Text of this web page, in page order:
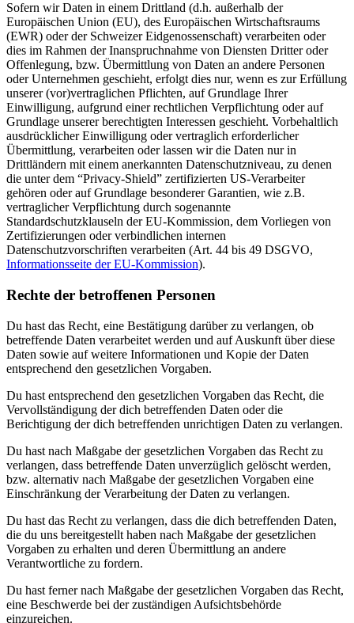
Sofern wir Daten in einem Drittland (d.h. außerhalb der
Europäischen Union (EU), des Europäischen Wirtschaftsraums
(EWR) oder der Schweizer Eidgenossenschaft) verarbeiten oder
dies im Rahmen der Inanspruchnahme von Diensten Dritter oder
Offenlegung, bzw. Übermittlung von Daten an andere Personen
oder Unternehmen geschieht, erfolgt dies nur, wenn es zur Erfüllung
unserer (vor)vertraglichen Pflichten, auf Grundlage Ihrer
Einwilligung, aufgrund einer rechtlichen Verpflichtung oder auf
Grundlage unserer berechtigten Interessen geschieht. Vorbehaltlich
ausdrücklicher Einwilligung oder vertraglich erforderlicher
Übermittlung, verarbeiten oder lassen wir die Daten nur in
Drittländern mit einem anerkannten Datenschutzniveau, zu denen
die unter dem “Privacy-Shield” zertifizierten US-Verarbeiter
gehören oder auf Grundlage besonderer Garantien, wie z.B.
vertraglicher Verpflichtung durch sogenannte
Standardschutzklauseln der EU-Kommission, dem Vorliegen von
Zertifizierungen oder verbindlichen internen
Datenschutzvorschriften verarbeiten (Art. 44 bis 49 DSGVO,
Informationsseite der EU-Kommission).
Rechte der betroffenen Personen
Du hast das Recht, eine Bestätigung darüber zu verlangen, ob
betreffende Daten verarbeitet werden und auf Auskunft über diese
Daten sowie auf weitere Informationen und Kopie der Daten
entsprechend den gesetzlichen Vorgaben.
Du hast entsprechend den gesetzlichen Vorgaben das Recht, die
Vervollständigung der dich betreffenden Daten oder die
Berichtigung der dich betreffenden unrichtigen Daten zu verlangen.
Du hast nach Maßgabe der gesetzlichen Vorgaben das Recht zu
verlangen, dass betreffende Daten unverzüglich gelöscht werden,
bzw. alternativ nach Maßgabe der gesetzlichen Vorgaben eine
Einschränkung der Verarbeitung der Daten zu verlangen.
Du hast das Recht zu verlangen, dass die dich betreffenden Daten,
die du uns bereitgestellt haben nach Maßgabe der gesetzlichen
Vorgaben zu erhalten und deren Übermittlung an andere
Verantwortliche zu fordern.
Du hast ferner nach Maßgabe der gesetzlichen Vorgaben das Recht,
eine Beschwerde bei der zuständigen Aufsichtsbehörde
einzureichen.